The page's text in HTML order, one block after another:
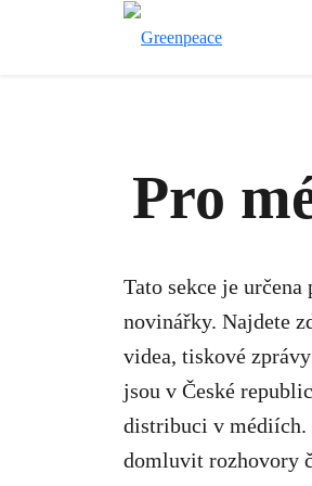
Pro
Tato sekce je určena
novinářky. Najdete
videa, tiskové
jsou v České
distribuci v médiích.
domluvit rozhovory